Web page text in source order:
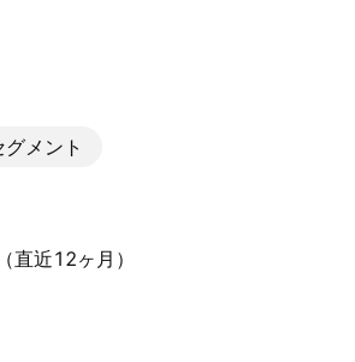
グメント
近12ヶ月）